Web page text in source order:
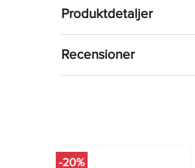
Elegant Design: Den stilrena
bara överlägsen prestanda,
Ionsystem: Det inbyggda
Lång Livslängd: Hållbar
Produktdetaljer
Recensioner
-20%